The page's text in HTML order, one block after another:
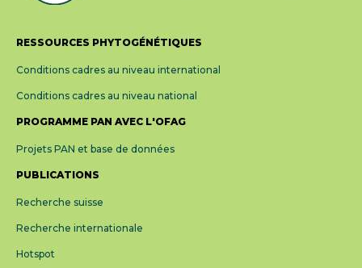
RESSOURCES PHYTOGÉNÉTIQUES
Conditions cadres au niveau international
Conditions cadres au niveau national
PROGRAMME PAN AVEC L'OFAG
Projets PAN et base de données
PUBLICATIONS
Recherche suisse
Recherche internationale
Hotspot